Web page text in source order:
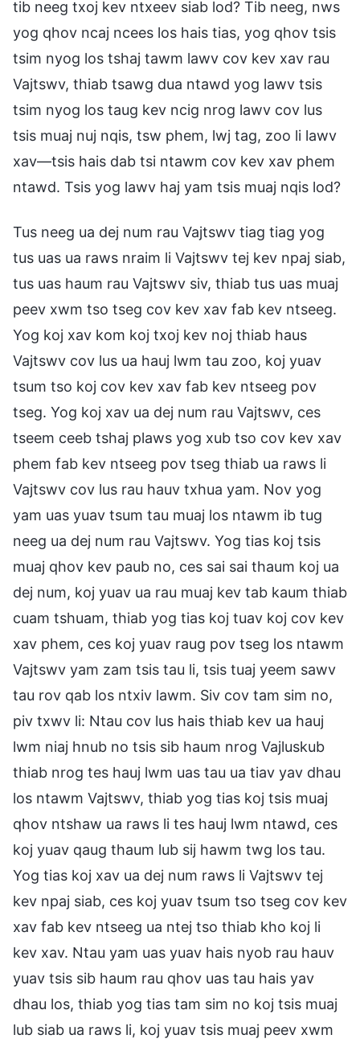
tib neeg txoj kev ntxeev siab lod? Tib neeg, nws
yog qhov ncaj ncees los hais tias, yog qhov tsis
tsim nyog los tshaj tawm lawv cov kev xav rau
Vajtswv, thiab tsawg dua ntawd yog lawv tsis
tsim nyog los taug kev ncig nrog lawv cov lus
tsis muaj nuj nqis, tsw phem, lwj tag, zoo li lawv
xav—tsis hais dab tsi ntawm cov kev xav phem
ntawd. Tsis yog lawv haj yam tsis muaj nqis lod?
Tus neeg ua dej num rau Vajtswv tiag tiag yog
tus uas ua raws nraim li Vajtswv tej kev npaj siab,
tus uas haum rau Vajtswv siv, thiab tus uas muaj
peev xwm tso tseg cov kev xav fab kev ntseeg.
Yog koj xav kom koj txoj kev noj thiab haus
Vajtswv cov lus ua hauj lwm tau zoo, koj yuav
tsum tso koj cov kev xav fab kev ntseeg pov
tseg. Yog koj xav ua dej num rau Vajtswv, ces
tseem ceeb tshaj plaws yog xub tso cov kev xav
phem fab kev ntseeg pov tseg thiab ua raws li
Vajtswv cov lus rau hauv txhua yam. Nov yog
yam uas yuav tsum tau muaj los ntawm ib tug
neeg ua dej num rau Vajtswv. Yog tias koj tsis
muaj qhov kev paub no, ces sai sai thaum koj ua
dej num, koj yuav ua rau muaj kev tab kaum thiab
cuam tshuam, thiab yog tias koj tuav koj cov kev
xav phem, ces koj yuav raug pov tseg los ntawm
Vajtswv yam zam tsis tau li, tsis tuaj yeem sawv
tau rov qab los ntxiv lawm. Siv cov tam sim no,
piv txwv li: Ntau cov lus hais thiab kev ua hauj
lwm niaj hnub no tsis sib haum nrog Vajluskub
thiab nrog tes hauj lwm uas tau ua tiav yav dhau
los ntawm Vajtswv, thiab yog tias koj tsis muaj
qhov ntshaw ua raws li tes hauj lwm ntawd, ces
koj yuav qaug thaum lub sij hawm twg los tau.
Yog tias koj xav ua dej num raws li Vajtswv tej
kev npaj siab, ces koj yuav tsum tso tseg cov kev
xav fab kev ntseeg ua ntej tso thiab kho koj li
kev xav. Ntau yam uas yuav hais nyob rau hauv
yuav tsis sib haum rau qhov uas tau hais yav
dhau los, thiab yog tias tam sim no koj tsis muaj
lub siab ua raws li, koj yuav tsis muaj peev xwm